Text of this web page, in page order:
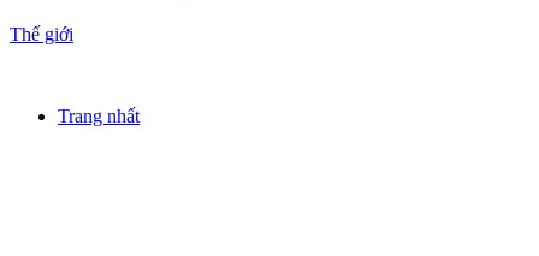
Thế giới
Trang nhất